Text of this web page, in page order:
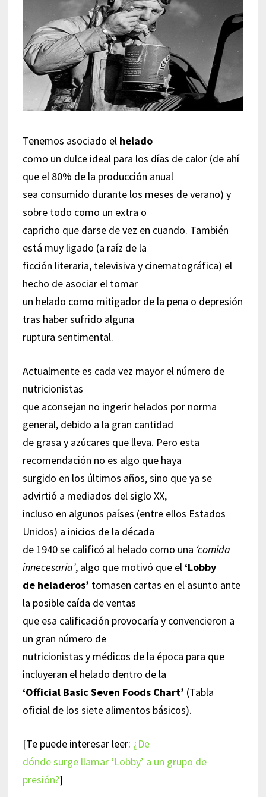
Tenemos asociado el helado
como un dulce ideal para los días de calor (de ahí
que el 80% de la producción anual
sea consumido durante los meses de verano) y
sobre todo como un extra o
capricho que darse de vez en cuando. También
está muy ligado (a raíz de la
ficción literaria, televisiva y cinematográfica) el
hecho de asociar el tomar
un helado como mitigador de la pena o depresión
tras haber sufrido alguna
ruptura sentimental.
Actualmente es cada vez mayor el número de
nutricionistas
que aconsejan no ingerir helados por norma
general, debido a la gran cantidad
de grasa y azúcares que lleva. Pero esta
recomendación no es algo que haya
surgido en los últimos años, sino que ya se
advirtió a mediados del siglo XX,
incluso en algunos países (entre ellos Estados
Unidos) a inicios de la década
de 1940 se calificó al helado como una ‘comida
innecesaria’, algo que motivó que el ‘Lobby
de heladeros’ tomasen cartas en el asunto ante
la posible caída de ventas
que esa calificación provocaría y convencieron a
un gran número de
nutricionistas y médicos de la época para que
incluyeran el helado dentro de la
‘Official Basic Seven Foods Chart’ (Tabla
oficial de los siete alimentos básicos).
[Te puede interesar leer: ¿De
dónde surge llamar ‘Lobby’ a un grupo de
presión?]